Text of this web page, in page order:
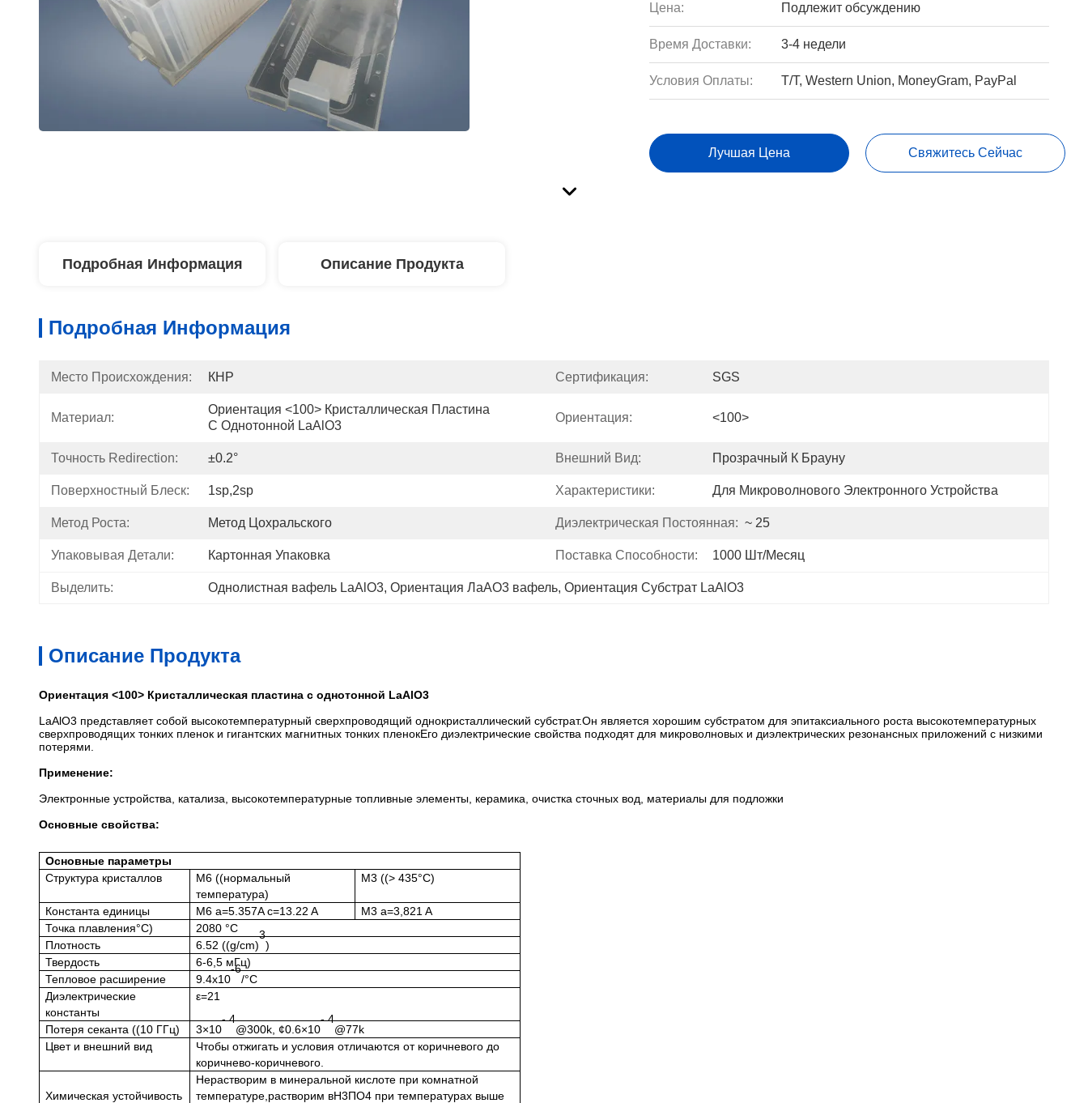
Цена: Подлежит обсуждению
Время Доставки: 3-4 недели
Условия Оплаты: T/T, Western Union, MoneyGram, PayPal
Лучшая Цена Свяжитесь Сейчас
Подробная Информация Описание Продукта
Подробная Информация
Место Происхождения: КНР Сертификация: SGS
Материал:
Ориентация <100> Кристаллическая Пластина
С Однотонной LaAlO3
Ориентация: <100>
Точность Redirection: ±0.2° Внешний Вид: Прозрачный К Брауну
Поверхностный Блеск: 1sp,2sp Характеристики: Для Микроволнового Электронного Устройства
Метод Роста: Метод Цохральского Диэлектрическая Постоянная: ~ 25
Упаковывая Детали: Картонная Упаковка Поставка Способности: 1000 Шт/месяц
Выделить: Однолистная вафель LaAlO3, Ориентация ЛаАО3 вафель, Ориентация Субстрат LaAlO3
Описание Продукта
Ориентация <100> Кристаллическая пластина с однотонной LaAlO3
LaAlO3 представляет собой высокотемпературный сверхпроводящий однокристаллический субстрат.Он является хорошим субстратом для эпитаксиального роста высокотемпературных
сверхпроводящих тонких пленок и гигантских магнитных тонких пленокЕго диэлектрические свойства подходят для микроволновых и диэлектрических резонансных приложений с низкими
потерями.
Применение:
Электронные устройства, катализа, высокотемпературные топливные элементы, керамика, очистка сточных вод, материалы для подложки
Основные свойства:
Основные параметры
Структура кристаллов
M6 ((нормальный
температура)
M3 ((> 435°C)
Константа единицы M6 a=5.357A c=13.22 A
M3 a=3,821 A
Точка плавления°C) 2080 °C
Плотность
6.52 ((g/cm)
3
)
Твердость
6-6,5 мГц)
Тепловое расширение
9.4х10
-6
/°C
Диэлектрические
константы
ε=21
Потеря секанта ((10 ГГц) 3×10
- 4
@300k, ¢0.6×10
- 4
@77k
Цвет и внешний вид
Чтобы отжигать и условия отличаются от коричневого до
коричнево-коричневого.
Химическая устойчивость
Нерастворим в минеральной кислоте при комнатной
температуре,растворим вH3ПО4 при температурах выше